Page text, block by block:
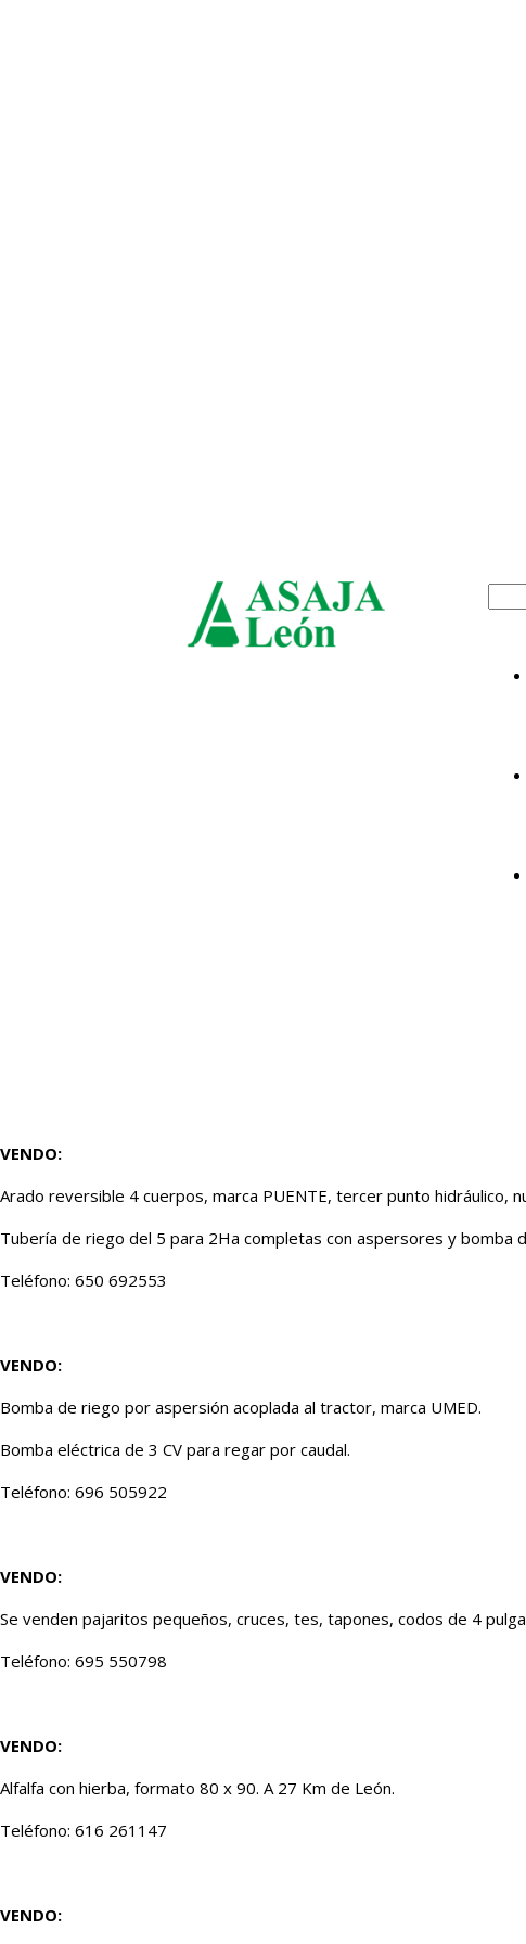
VENDO:
Arado reversible 4 cuerpos, marca PUENTE, tercer punto hidráulico,
Tubería de riego del 5 para 2Ha completas con aspersores y bomba
Teléfono: 650 692553
VENDO:
Bomba de riego por aspersión acoplada al tractor, marca UMED.
Bomba eléctrica de 3 CV para regar por caudal.
Teléfono: 696 505922
VENDO:
Se venden pajaritos pequeños, cruces, tes, tapones, codos de 4
Teléfono: 695 550798
VENDO:
Alfalfa con hierba, formato 80 x 90. A 27 Km de León.
Teléfono: 616 261147
VENDO: